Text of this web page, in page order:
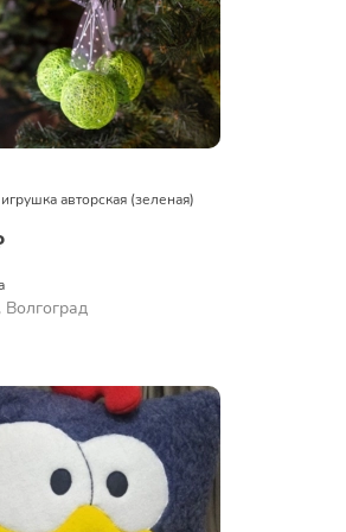
авторская (зеленая)
Волгоград